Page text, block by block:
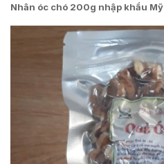
Nhân óc chó 200g nhập khẩu Mỹ